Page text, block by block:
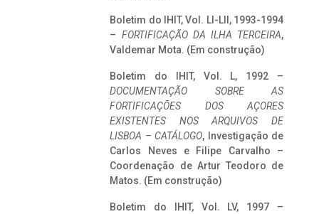
Boletim do IHIT, Vol. LI-LII, 1993-1994
– FORTIFICAÇÃO DA ILHA TERCEIRA,
Valdemar Mota. (Em construção)
Boletim do IHIT, Vol. L, 1992 –
DOCUMENTAÇÃO SOBRE AS
FORTIFICAÇÕES DOS AÇORES
EXISTENTES NOS ARQUIVOS DE
LISBOA – CATÁLOGO, Investigação de
Carlos Neves e Filipe Carvalho –
Coordenação de Artur Teodoro de
Matos. (Em construção)
Boletim do IHIT, Vol. LV, 1997 –